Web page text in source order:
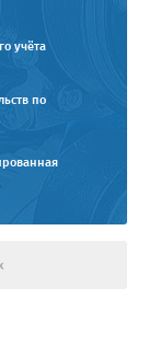
учёта
по